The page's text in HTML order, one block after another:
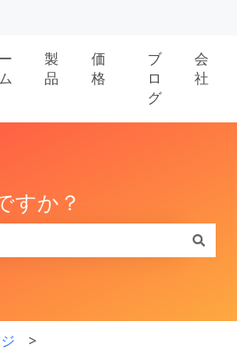
ブメニューを表示
ム
製
品
価
格
ブ
ロ
グ
会
社
すか？